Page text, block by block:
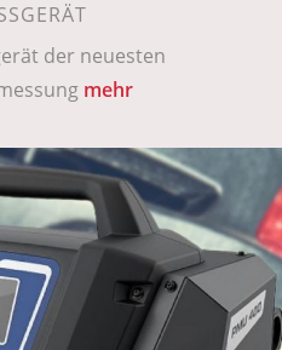
der neuesten
mehr